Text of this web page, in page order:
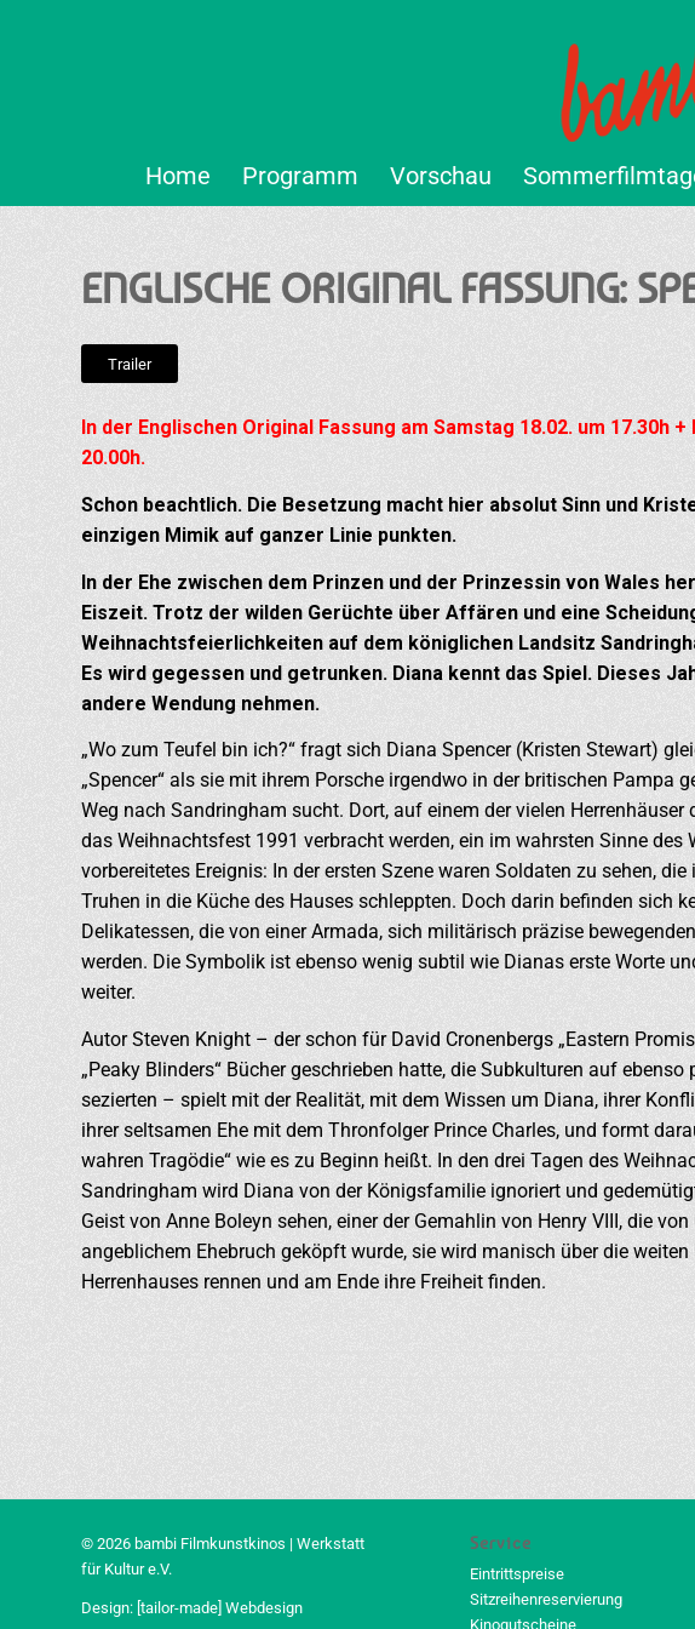
Home Programm Vorschau
ENGLISCHE ORIGINAL FASSUNG:
Trailer
In der Englischen Original Fassung am Samstag 18.02. um 17.30h
20.00h.
Schon beachtlich. Die Besetzung macht hier absolut Sinn und
einzigen Mimik auf ganzer Linie punkten.
In der Ehe zwischen dem Prinzen und der Prinzessin von Wales
Eiszeit. Trotz der wilden Gerüchte über Affären und eine
Weihnachtsfeierlichkeiten auf dem königlichen Landsitz
Es wird gegessen und getrunken. Diana kennt das Spiel. Dieses
andere Wendung nehmen.
„Wo zum Teufel bin ich?“ fragt sich Diana Spencer (Kristen Stewart)
„Spencer“ als sie mit ihrem Porsche irgendwo in der britischen Pampa
Weg nach Sandringham sucht. Dort, auf einem der vielen Herrenhäuser
das Weihnachtsfest 1991 verbracht werden, ein im wahrsten Sinne des
vorbereitetes Ereignis: In der ersten Szene waren Soldaten zu sehen,
Truhen in die Küche des Hauses schleppten. Doch darin befinden sich
Delikatessen, die von einer Armada, sich militärisch präzise
werden. Die Symbolik ist ebenso wenig subtil wie Dianas erste Worte
weiter.
Autor Steven Knight – der schon für David Cronenbergs „Eastern
„Peaky Blinders“ Bücher geschrieben hatte, die Subkulturen auf ebenso
sezierten – spielt mit der Realität, mit dem Wissen um Diana, ihrer
ihrer seltsamen Ehe mit dem Thronfolger Prince Charles, und formt
wahren Tragödie“ wie es zu Beginn heißt. In den drei Tagen des
Sandringham wird Diana von der Königsfamilie ignoriert und
Geist von Anne Boleyn sehen, einer der Gemahlin von Henry VIII, die
angeblichem Ehebruch geköpft wurde, sie wird manisch über die weiten
Herrenhauses rennen und am Ende ihre Freiheit finden.
© 2026 bambi Filmkunstkinos | Werkstatt
für Kultur e.V.
Design: [tailor-made] Webdesign
Service
Eintrittspreise
Sitzreihenreservierung
Kinogutscheine